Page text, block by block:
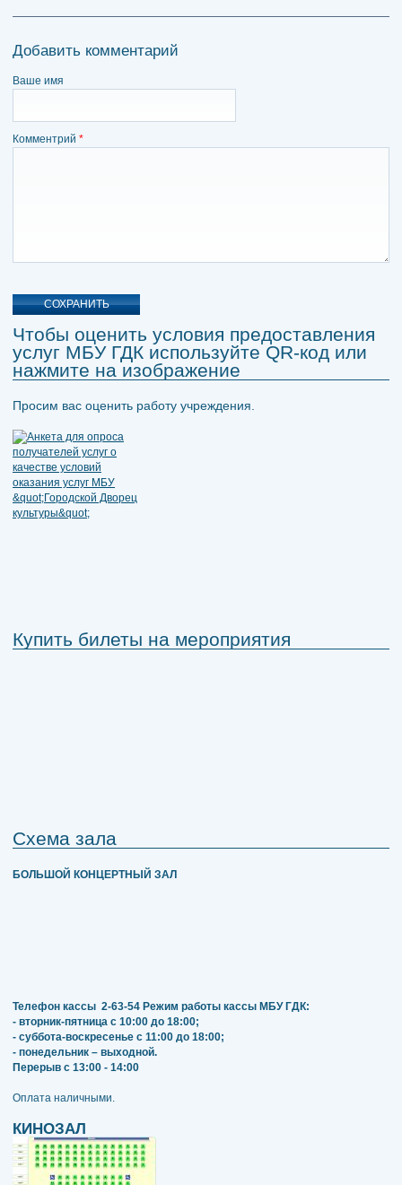
Добавить комментарий
Ваше имя
Комментрий *
Чтобы оценить условия предоставления
услуг МБУ ГДК используйте QR-код или
нажмите на изображение
Просим вас оценить работу учреждения.
Купить билеты на мероприятия
Схема зала
БОЛЬШОЙ КОНЦЕРТНЫЙ ЗАЛ
Телефон кассы 2-63-54 Режим работы кассы МБУ ГДК:
- вторник-пятница с 10:00 до 18:00;
- суббота-воскресенье с 11:00 до 18:00;
- понедельник – выходной.
Перерыв с 13:00 - 14:00
​​​​​​​Оплата наличными.
КИНОЗАЛ